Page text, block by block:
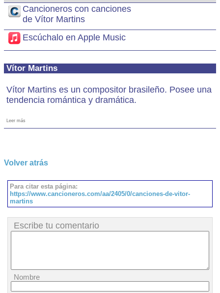
Cancioneros con canciones
de Vítor Martins
Escúchalo en Apple Music
Vítor Martins
Vítor Martins es un compositor brasileño. Posee una
tendencia romántica y dramática.
Leer más
Volver atrás
Para citar esta página:
https://www.cancioneros.com/aa/2405/0/canciones-de-vitor-
martins
Escribe tu comentario
Nombre